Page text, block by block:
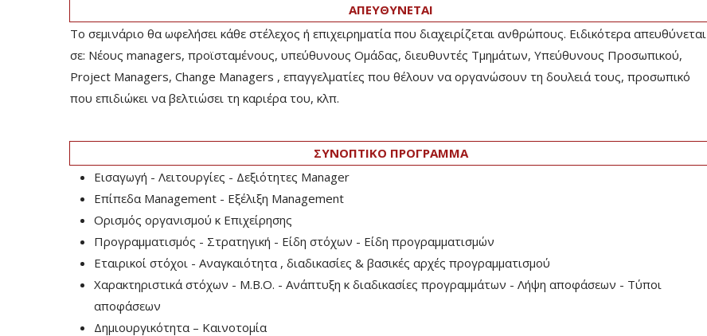
ΑΠΕΥΘΥΝΕΤΑΙ
Το σεμινάριο θα ωφελήσει κάθε στέλεχος ή επιχειρηματία που διαχειρίζεται ανθρώπους. Ειδικότερα απευθύνεται
σε: Νέους managers, προϊσταμένους, υπεύθυνους Ομάδας, διευθυντές Τμημάτων, Υπεύθυνους Προσωπικού,
Project Managers, Change Managers , επαγγελματίες που θέλουν να οργανώσουν τη δουλειά τους, προσωπικό
που επιδιώκει να βελτιώσει τη καριέρα του, κλπ.
ΣΥΝΟΠΤΙΚΟ ΠΡΟΓΡΑΜΜΑ
Εισαγωγή - Λειτουργίες - Δεξιότητες Manager
Επίπεδα Management - Εξέλιξη Management
Ορισμός οργανισμού κ Επιχείρησης
Προγραμματισμός - Στρατηγική - Είδη στόχων - Είδη προγραμματισμών
Εταιρικοί στόχοι - Αναγκαιότητα , διαδικασίες & βασικές αρχές προγραμματισμού
Χαρακτηριστικά στόχων - M.B.O. - Ανάπτυξη κ διαδικασίες προγραμμάτων - Λήψη αποφάσεων - Τύποι
αποφάσεων
Δημιουργικότητα – Καινοτομία